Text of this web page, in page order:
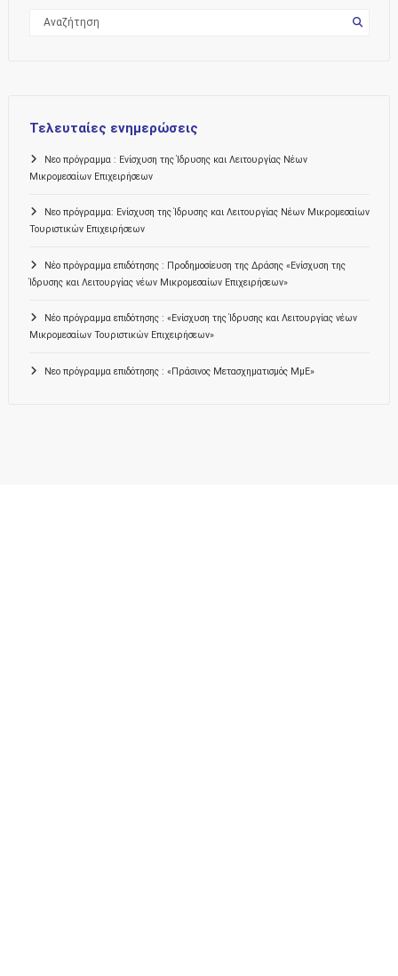
Τελευταίες ενημερώσεις
Νεο πρόγραμμα : Ενίσχυση της Ίδρυσης και Λειτουργίας Νέων
Μικρομεσαίων Επιχειρήσεων
Νεο πρόγραμμα: Ενίσχυση της Ίδρυσης και Λειτουργίας Νέων Μικρομεσαίων
Τουριστικών Επιχειρήσεων
Νέο πρόγραμμα επιδότησης : Προδημοσίευση της Δράσης «Ενίσχυση της
Ίδρυσης και Λειτουργίας νέων Μικρομεσαίων Επιχειρήσεων»
Νέο πρόγραμμα επιδότησης : «Ενίσχυση της Ίδρυσης και Λειτουργίας νέων
Μικρομεσαίων Τουριστικών Επιχειρήσεων»
Νεο πρόγραμμα επιδότησης : «Πράσινος Μετασχηματισμός ΜμΕ»